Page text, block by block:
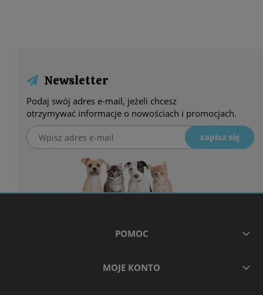
Newsletter
Podaj swój adres e-mail, jeżeli chcesz
otrzymywać informacje o nowościach i promocjach.
zapisz się
POMOC
MOJE KONTO